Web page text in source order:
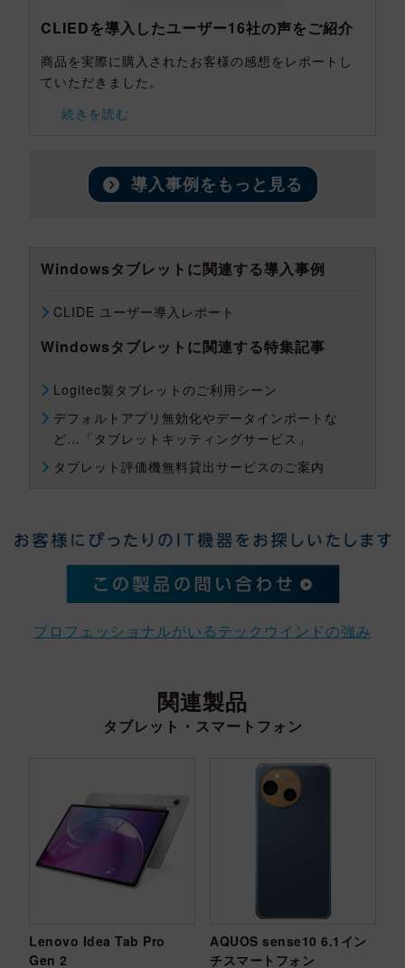
CLIEDを導入したユーザー16社の声をご紹介
商品を実際に購入されたお客様の感想をレポートし
ていただきました。
続きを読む
導入事例をもっと見る
Windowsタブレットに関連する導入事例
CLIDE ユーザー導入レポート
Windowsタブレットに関連する特集記事
Logitec製タブレットのご利用シーン
デフォルトアプリ無効化やデータインポートな
ど…「タブレットキッティングサービス」
タブレット評価機無料貸出サービスのご案内
プロフェッショナルがいるテックウインドの強み
関連製品
タブレット・スマートフォン
Lenovo Idea Tab Pro
Gen 2
AQUOS sense10 6.1イン
チスマートフォン